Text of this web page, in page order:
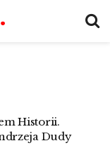
Historii.
Dudy